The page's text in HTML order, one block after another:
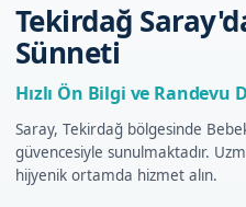
Tekirdağ
Sünneti
Hızlı Ön Bilgi ve Randevu
Saray, Tekirdağ bölgesinde
güvencesiyle sunulmaktadır.
hijyenik ortamda hizmet alın.